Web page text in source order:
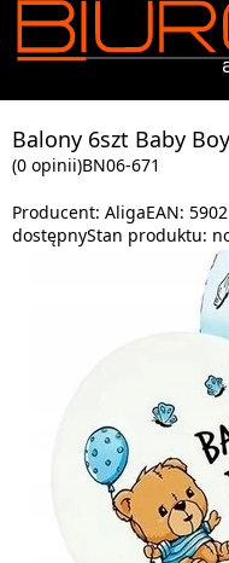
Balony 6szt Baby
(0 opinii)BN06-671
Producent: AligaEAN:
dostępnyStan produktu: